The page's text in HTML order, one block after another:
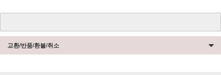
교환/반품/환불/취소